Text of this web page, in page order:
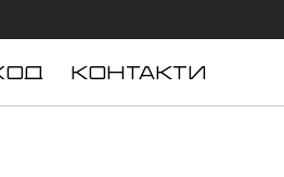
КОНТАКТИ